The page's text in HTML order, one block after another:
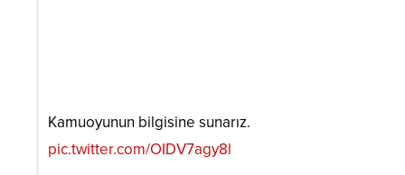
Kamuoyunun bilgisine sunarız.
pic.twitter.com/OIDV7agy8l